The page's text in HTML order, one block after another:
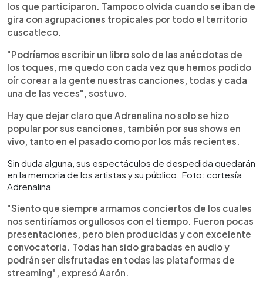
los que participaron. Tampoco olvida cuando se iban de
gira con agrupaciones tropicales por todo el territorio
cuscatleco.
"Podríamos escribir un libro solo de las anécdotas de
los toques, me quedo con cada vez que hemos podido
oír corear a la gente nuestras canciones, todas y cada
una de las veces", sostuvo.
Hay que dejar claro que Adrenalina no solo se hizo
popular por sus canciones, también por sus shows en
vivo, tanto en el pasado como por los más recientes.
Sin duda alguna, sus espectáculos de despedida quedarán
en la memoria de los artistas y su público. Foto: cortesía
Adrenalina
"Siento que siempre armamos conciertos de los cuales
nos sentiríamos orgullosos con el tiempo. Fueron pocas
presentaciones, pero bien producidas y con excelente
convocatoria. Todas han sido grabadas en audio y
podrán ser disfrutadas en todas las plataformas de
streaming", expresó Aarón.